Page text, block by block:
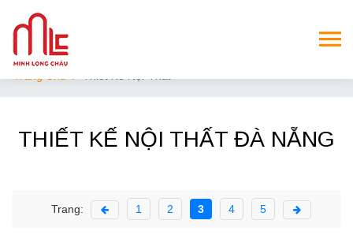
Trang Chủ Thiết Kế Nội Thất
THIẾT KẾ NỘI THẤT ĐÀ NẴNG
Trang: 1 2 3 4 5